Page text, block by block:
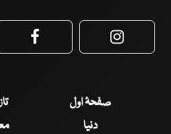
Facebook
صفحۂ اول
دنیا